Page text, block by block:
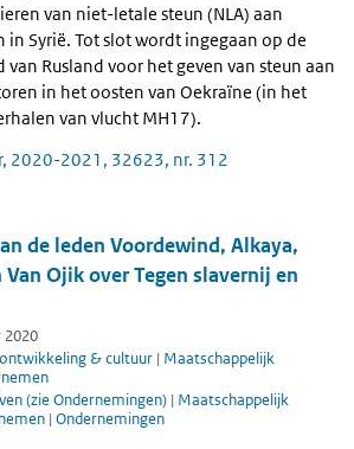
van niet-letale steun (NLA) aan
Syrië. Tot slot wordt ingegaan op de
Rusland voor het geven van steun aan
in het oosten van Oekraïne (in het
van vlucht MH17).
2020-2021, 32623, nr. 312
de leden Voordewind, Alkaya,
Van Ojik over Tegen slavernij en
2020
& cultuur | Maatschappelijk
(zie Ondernemingen) | Maatschappelijk
| Ondernemingen